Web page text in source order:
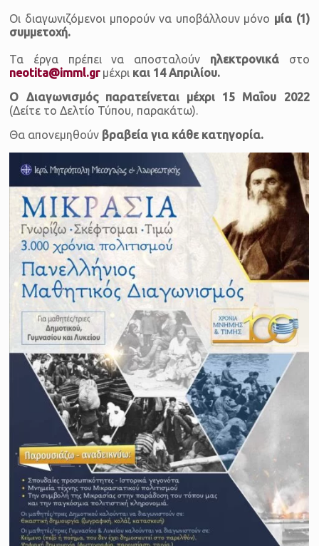
Οι διαγωνιζόμενοι μπορούν να υποβάλλουν μόνο μία (1)
συμμετοχή.
Τα έργα πρέπει να αποσταλούν ηλεκτρονικάστο
neotita@imml.gr μέχρι και 14 Απριλίου.
O Διαγωνισμός παρατείνεται μέχρι 15 Μαΐου 2022
(Δείτε το Δελτίο Τύπου, παρακάτω).
Θα απονεμηθούν βραβεία για κάθε κατηγορία.